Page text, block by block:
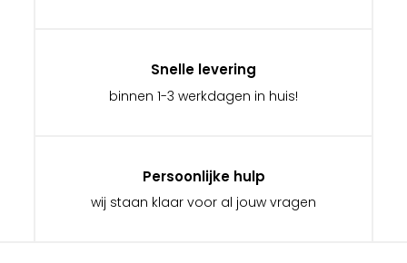
Snelle levering
binnen 1-3 werkdagen in huis!
Persoonlijke hulp
wij staan klaar voor al jouw vragen